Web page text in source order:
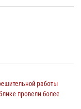
работы
провели более